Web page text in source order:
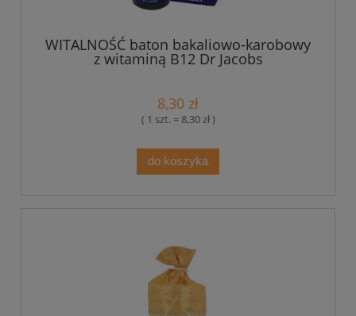
WITALNOŚĆ baton bakaliowo-karobowy
z witaminą B12 Dr Jacobs
8,30 zł
( 1 szt. = 8,30 zł )
do koszyka